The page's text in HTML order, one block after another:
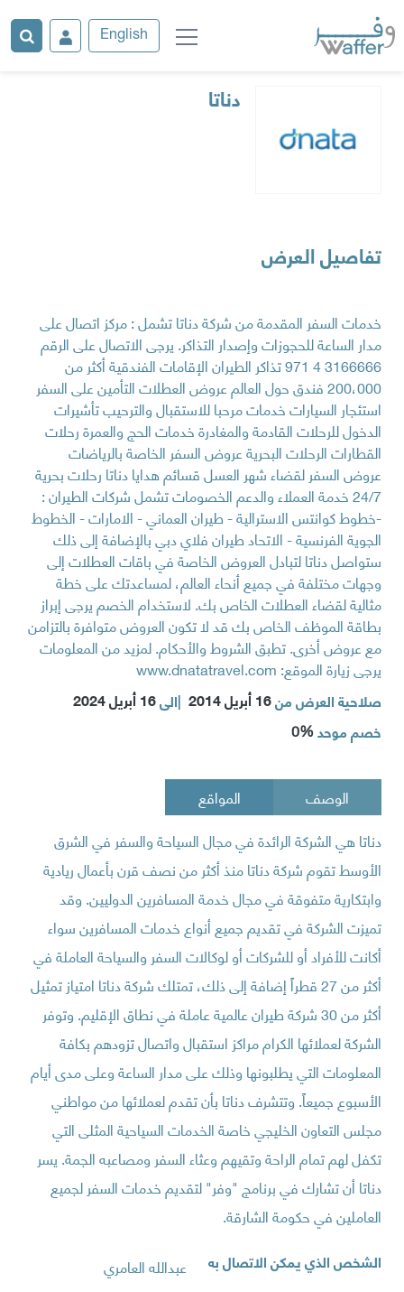
English
دناتا
تفاصيل العرض
خدمات السفر المقدمة من شركة دناتا تشمل : مركز اتصال على
مدار الساعة للحجوزات وإصدار التذاكر. يرجى الاتصال على الرقم
3166666 4 971 تذاكر الطيران الإقامات الفندقية أكثر من
200،000 فندق حول العالم عروض العطلات التأمين على السفر
استئجار السيارات خدمات مرحبا للاستقبال والترحيب تأشيرات
الدخول للرحلات القادمة والمغادرة خدمات الحج والعمرة رحلات
القطارات الرحلات البحرية عروض السفر الخاصة بالرياضات
عروض السفر لقضاء شهر العسل قسائم هدايا دناتا رحلات بحرية
24/7 خدمة العملاء والدعم الخصومات تشمل شركات الطيران :
-خطوط كوانتس الاسترالية - طيران العماني - الامارات - الخطوط
الجوية الفرنسية - الاتحاد طيران فلاي دبي بالإضافة إلى ذلك
ستواصل دناتا لتبادل العروض الخاصة في باقات العطلات إلى
وجهات مختلفة في جميع أنحاء العالم، لمساعدتك على خطة
مثالية لقضاء العطلات الخاص بك. لاستخدام الخصم يرجى إبراز
بطاقة الموظف الخاص بك قد لا تكون العروض متوافرة بالتزامن
مع عروض أخرى. تطبق الشروط والأحكام. لمزيد من المعلومات
يرجى زيارة الموقع: www.dnatatravel.com
صلاحية العرض من16 أبريل 2014 |الى16 أبريل 2024
خصم موحد0%
الوصف
المواقع
دناتا هي الشركة الرائدة في مجال السياحة والسفر في الشرق
الأوسط تقوم شركة دناتا منذ أكثر من نصف قرن بأعمال ريادية
وابتكارية متفوقة في مجال خدمة المسافرين الدوليين. وقد
تميزت الشركة في تقديم جميع أنواع خدمات المسافرين سواء
أكانت للأفراد أو للشركات أو لوكالات السفر والسياحة العاملة في
أكثر من 27 قطراً إضافة إلى ذلك، تمتلك شركة دناتا امتياز تمثيل
أكثر من 30 شركة طيران عالمية عاملة في نطاق الإقليم. وتوفر
الشركة لعملائها الكرام مراكز استقبال واتصال تزودهم بكافة
المعلومات التي يطلبونها وذلك على مدار الساعة وعلى مدى أيام
الأسبوع جميعاً. وتتشرف دناتا بأن تقدم لعملائها من مواطني
مجلس التعاون الخليجي خاصة الخدمات السياحية المثلى التي
تكفل لهم تمام الراحة وتقيهم وعثاء السفر ومصاعبه الجمة. يسر
دناتا أن تشارك في برنامج "وفر" لتقديم خدمات السفر لجميع
العاملين في حكومة الشارقة.
الشخص الذي يمكن الاتصال به عبدالله العامري